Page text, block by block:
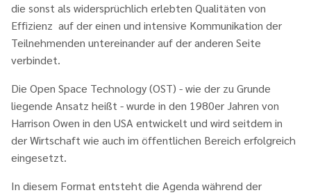
die sonst als widersprüchlich erlebten Qualitäten von
Effizienz auf der einen und intensive Kommunikation der
Teilnehmenden untereinander auf der anderen Seite
verbindet.
Die Open Space Technology (OST) - wie der zu Grunde
liegende Ansatz heißt - wurde in den 1980er Jahren von
Harrison Owen in den USA entwickelt und wird seitdem in
der Wirtschaft wie auch im öffentlichen Bereich erfolgreich
eingesetzt.
In diesem Format entsteht die Agenda während der